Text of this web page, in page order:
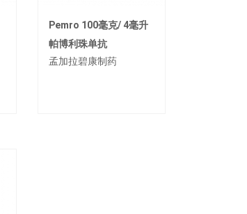
Pemro 100毫克/ 4毫升
帕博利珠单抗
孟加拉碧康制药